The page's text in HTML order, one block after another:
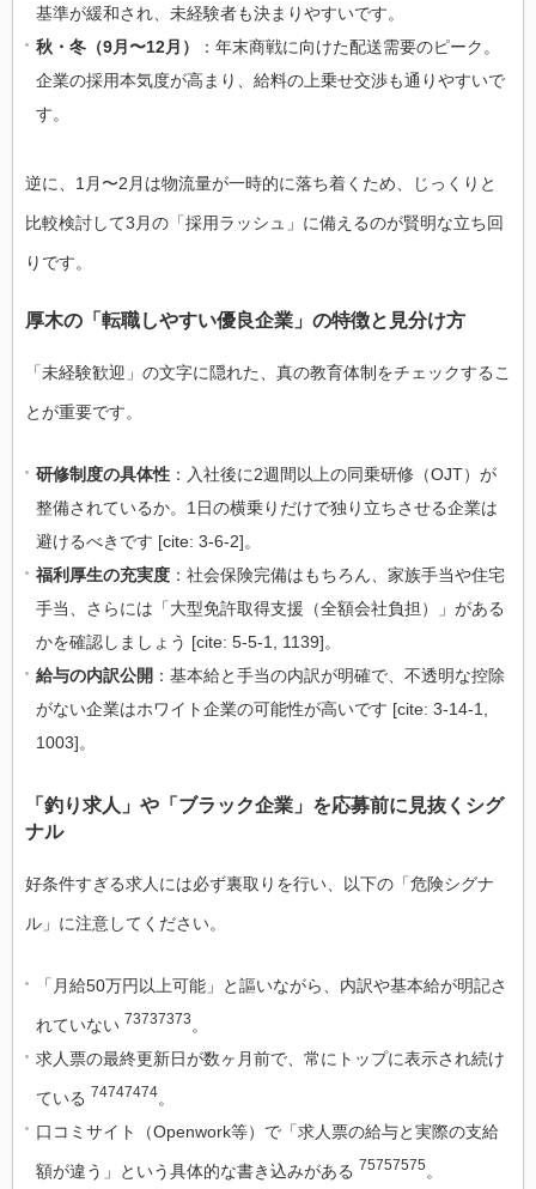
基準が緩和され、未経験者も決まりやすいです。
秋・冬（9月〜12月）
：年末商戦に向けた配送需要のピーク。
企業の採用本気度が高まり、給料の上乗せ交渉も通りやすいで
す。
逆に、1月〜2月は物流量が一時的に落ち着くため、じっくりと
比較検討して3月の「採用ラッシュ」に備えるのが賢明な立ち回
りです。
厚木の「転職しやすい優良企業」の特徴と見分け方
「未経験歓迎」の文字に隠れた、真の教育体制をチェックするこ
とが重要です。
研修制度の具体性 ：入社後に2週間以上の同乗研修（OJT）が
整備されているか。1日の横乗りだけで独り立ちさせる企業は
避けるべきです [cite: 3-6-2]。
福利厚生の充実度 ：社会保険完備はもちろん、家族手当や住宅
手当、さらには「大型免許取得支援（全額会社負担）」がある
かを確認しましょう [cite: 5-5-1, 1139]。
給与の内訳公開 ：基本給と手当の内訳が明確で、不透明な控除
がない企業はホワイト企業の可能性が高いです [cite: 3-14-1,
1003]。
「釣り求人」や「ブラック企業」を応募前に見抜くシグ
ナル
好条件すぎる求人には必ず裏取りを行い、以下の「危険シグナ
ル」に注意してください。
「月給50万円以上可能」と謳いながら、内訳や基本給が明記さ
れていない 73737373 。
求人票の最終更新日が数ヶ月前で、常にトップに表示され続け
ている 74747474。
口コミサイト（Openwork等）で「求人票の給与と実際の支給
額が違う」という具体的な書き込みがある 75757575 。